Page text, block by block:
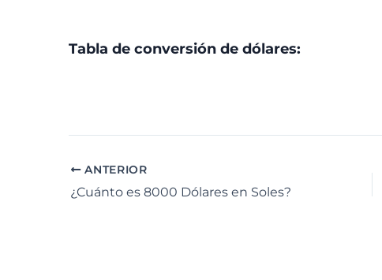
Tabla de conversión de dólares:
ANTERIOR
¿Cuánto es 8000 Dólares en Soles?